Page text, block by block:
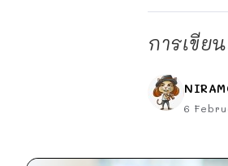
การเขีย
6